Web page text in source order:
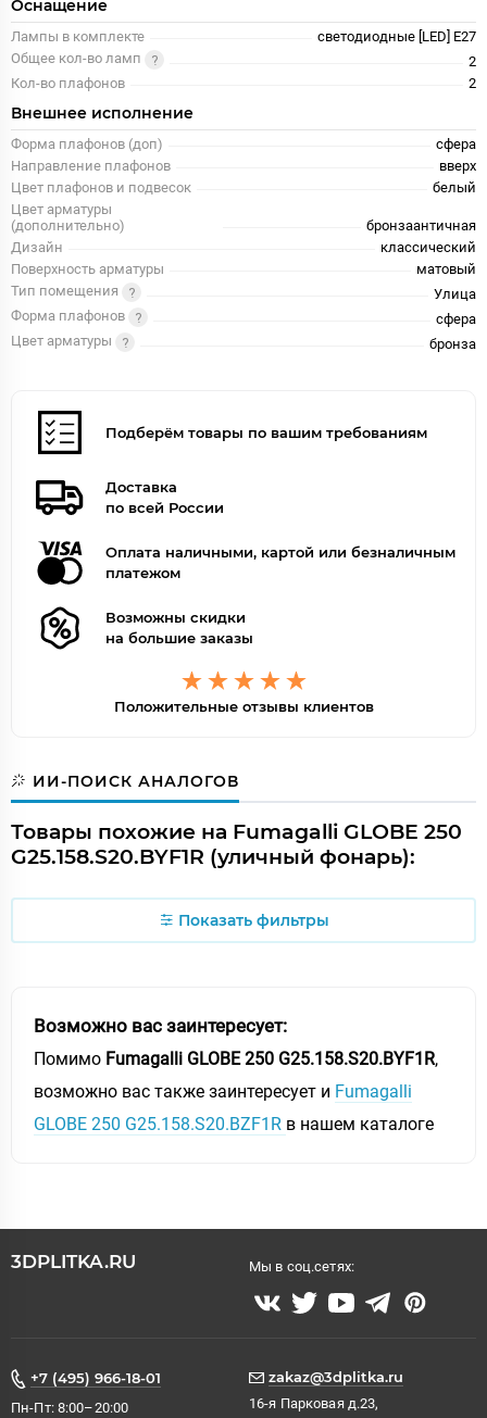
Оснащение
Лампы в комплекте
светодиодные [LED] E27
Общее кол-во ламп
2
Кол-во плафонов
2
Внешнее исполнение
Форма плафонов (доп)
сфера
Направление плафонов
вверх
Цвет плафонов и подвесок
белый
Цвет арматуры
(дополнительно)
бронзаантичная
Дизайн
классический
Поверхность арматуры
матовый
Тип помещения
Улица
Форма плафонов
сфера
Цвет арматуры
бронза
Подберём товары по вашим требованиям
Доставка
по всей России
Оплата наличными, картой или безналичным
платежом
Возможны скидки
на большие заказы
Положительные отзывы клиентов
ИИ-ПОИСК АНАЛОГОВ
Товары похожие на Fumagalli GLOBE 250
G25.158.S20.BYF1R (уличный фонарь):
Показать фильтры
Возможно вас заинтересует:
Помимо Fumagalli GLOBE 250 G25.158.S20.BYF1R,
возможно вас также заинтересует и Fumagalli
GLOBE 250 G25.158.S20.BZF1R в нашем каталоге
3DPLITKA.RU Мы в соц.сетях:
+7 (495) 966-18-01
Пн-Пт: 8:00–20:00
zakaz@3dplitka.ru
16-я Парковая д.23,